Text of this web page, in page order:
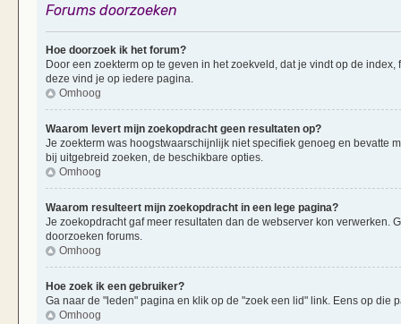
Forums doorzoeken
Hoe doorzoek ik het forum?
Door een zoekterm op te geven in het zoekveld, dat je vindt op de
deze vind je op iedere pagina.
Omhoog
Waarom levert mijn zoekopdracht geen resultaten op?
Je zoekterm was hoogstwaarschijnlijk niet specifiek genoeg en bevatte
bij uitgebreid zoeken, de beschikbare opties.
Omhoog
Waarom resulteert mijn zoekopdracht in een lege pagina?
Je zoekopdracht gaf meer resultaten dan de webserver kon verwerken.
doorzoeken forums.
Omhoog
Hoe zoek ik een gebruiker?
Ga naar de "leden" pagina en klik op de "zoek een lid" link. Eens op die
Omhoog